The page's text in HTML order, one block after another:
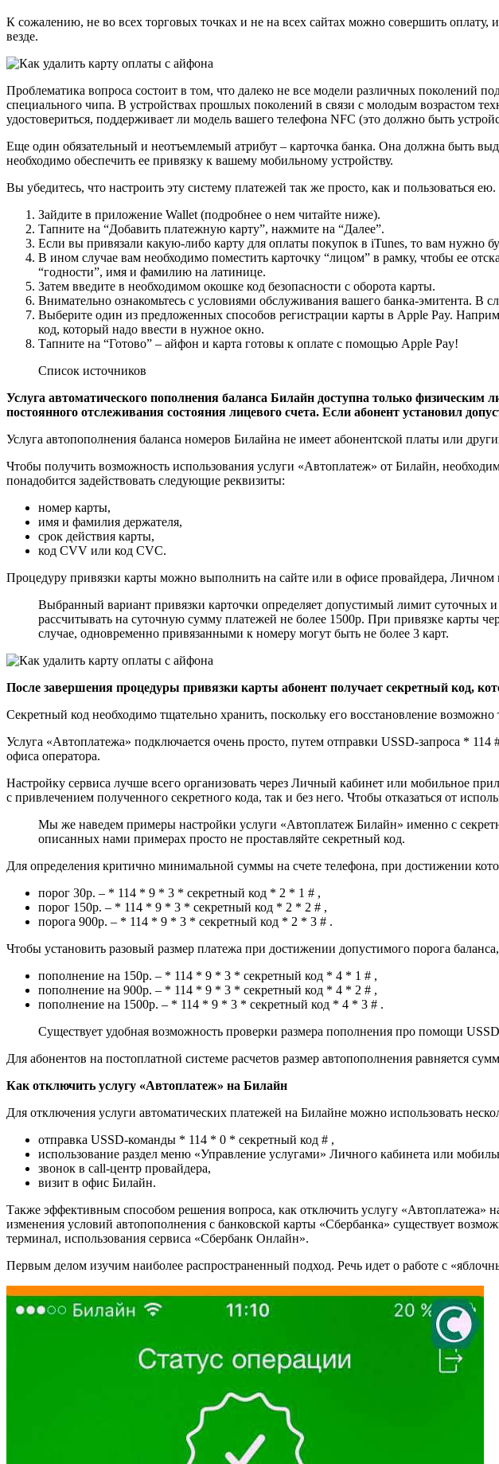
К сожалению, не во всех торговых точках и не на всех сайтах можно совершить
везде.
Проблематика вопроса состоит в том, что далеко не все модели различных поколений
специального чипа. В устройствах прошлых поколений в связи с молодым возрастом
удостовериться, поддерживает ли модель вашего телефона NFC (это должно быть
Еще один обязательный и неотъемлемый атрибут – карточка банка. Она должна быть
необходимо обеспечить ее привязку к вашему мобильному устройству.
Вы убедитесь, что настроить эту систему платежей так же просто, как и пользоваться
Зайдите в приложение Wallet (подробнее о нем читайте ниже).
Тапните на “Добавить платежную карту”, нажмите на “Далее”.
Если вы привязали какую-либо карту для оплаты покупок в iTunes, то вам нужно
В ином случае вам необходимо поместить карточку “лицом” в рамку, чтобы ее
“годности”, имя и фамилию на латинице.
Затем введите в необходимом окошке код безопасности с оборота карты.
Внимательно ознакомьтесь с условиями обслуживания вашего банка-эмитента.
Выберите один из предложенных способов регистрации карты в Apple Pay.
код, который надо ввести в нужное окно.
Тапните на “Готово” – айфон и карта готовы к оплате с помощью Apple Pay!
Список источников
Услуга автоматического пополнения баланса Билайн доступна только
постоянного отслеживания состояния лицевого счета. Если абонент установил
Услуга автопополнения баланса номеров Билайна не имеет абонентской платы или
Чтобы получить возможность использования услуги «Автоплатеж» от Билайн,
понадобится задействовать следующие реквизиты:
номер карты,
имя и фамилия держателя,
срок действия карты,
код CVV или код CVC.
Процедуру привязки карты можно выполнить на сайте или в офисе провайдера, Личном
Выбранный вариант привязки карточки определяет допустимый лимит суточных
рассчитывать на суточную сумму платежей не более 1500р. При привязке карты
случае, одновременно привязанными к номеру могут быть не более 3 карт.
После завершения процедуры привязки карты абонент получает секретный код,
Секретный код необходимо тщательно хранить, поскольку его восстановление
Услуга «Автоплатежа» подключается очень просто, путем отправки USSD-запроса *
офиса оператора.
Настройку сервиса лучше всего организовать через Личный кабинет или мобильное
с привлечением полученного секретного кода, так и без него. Чтобы отказаться от
Мы же наведем примеры настройки услуги «Автоплатеж Билайн» именно с
описанных нами примерах просто не проставляйте секретный код.
Для определения критично минимальной суммы на счете телефона, при достижении
порог 30р. – * 114 * 9 * 3 * секретный код * 2 * 1 # ,
порог 150р. – * 114 * 9 * 3 * секретный код * 2 * 2 # ,
порога 900р. – * 114 * 9 * 3 * секретный код * 2 * 3 # .
Чтобы установить разовый размер платежа при достижении допустимого порога
пополнение на 150р. – * 114 * 9 * 3 * секретный код * 4 * 1 # ,
пополнение на 900р. – * 114 * 9 * 3 * секретный код * 4 * 2 # ,
пополнение на 1500р. – * 114 * 9 * 3 * секретный код * 4 * 3 # .
Существует удобная возможность проверки размера пополнения про помощи
Для абонентов на постоплатной системе расчетов размер автопополнения равняется
Как отключить услугу «Автоплатеж» на Билайн
Для отключения услуги автоматических платежей на Билайне можно использовать
отправка USSD-команды * 114 * 0 * секретный код # ,
использование раздел меню «Управление услугами» Личного кабинета или
звонок в call-центр провайдера,
визит в офис Билайн.
Также эффективным способом решения вопроса, как отключить услугу «Автоплатежа»
изменения условий автопополнения с банковской карты «Сбербанка» существует
терминал, использования сервиса «Сбербанк Онлайн».
Первым делом изучим наиболее распространенный подход. Речь идет о работе с